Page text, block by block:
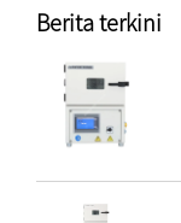
Berita terkini